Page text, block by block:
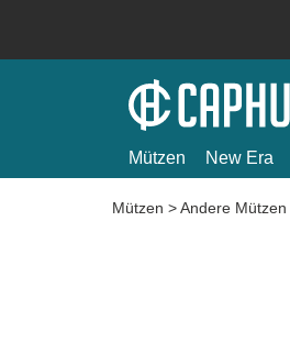
Mützen New Era
Mützen >Andere Mützen